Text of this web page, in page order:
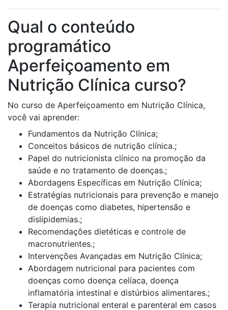
Qual o conteúdo
programático
Aperfeiçoamento em
Nutrição Clínica curso?
No curso de Aperfeiçoamento em Nutrição Clínica,
você vai aprender:
Fundamentos da Nutrição Clínica;
Conceitos básicos de nutrição clínica.;
Papel do nutricionista clínico na promoção da
saúde e no tratamento de doenças.;
Abordagens Específicas em Nutrição Clínica;
Estratégias nutricionais para prevenção e manejo
de doenças como diabetes, hipertensão e
dislipidemias.;
Recomendações dietéticas e controle de
macronutrientes.;
Intervenções Avançadas em Nutrição Clínica;
Abordagem nutricional para pacientes com
doenças como doença celíaca, doença
inflamatória intestinal e distúrbios alimentares.;
Terapia nutricional enteral e parenteral em casos